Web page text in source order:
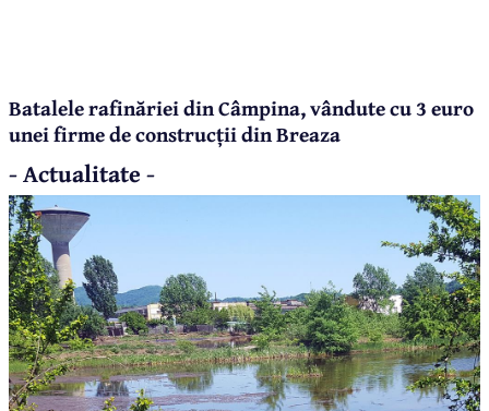
Batalele rafinăriei din Câmpina, vândute cu 3 euro
unei firme de construcții din Breaza
- Actualitate -